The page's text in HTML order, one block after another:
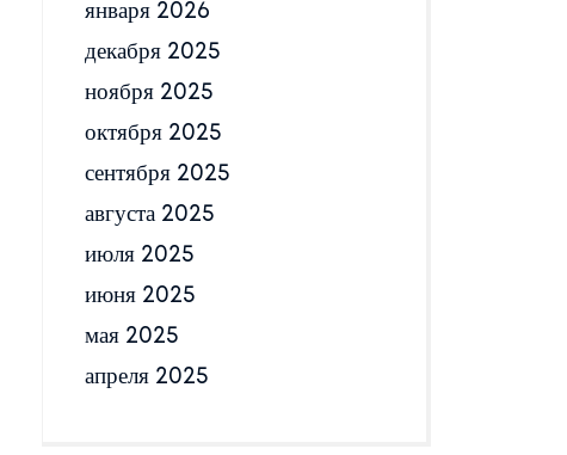
января 2026
декабря 2025
ноября 2025
октября 2025
сентября 2025
августа 2025
июля 2025
июня 2025
мая 2025
апреля 2025